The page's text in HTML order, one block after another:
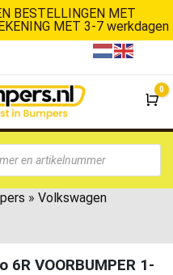
BESTELLINGEN MET
MET 3-7 werkdagen
0
» Volkswagen
6R VOORBUMPER 1-